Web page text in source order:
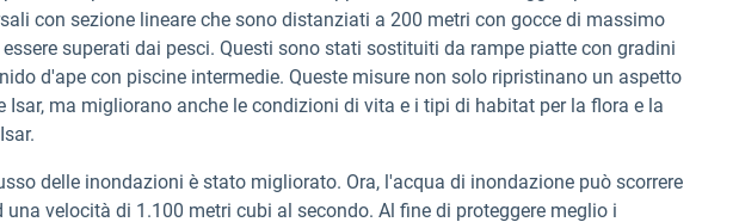
con sezione lineare che sono distanziati a 200 metri con gocce di massimo
superati dai pesci. Questi sono stati sostituiti da rampe piatte con gradini
d'ape con piscine intermedie. Queste misure non solo ripristinano un aspetto
Isar, ma migliorano anche le condizioni di vita e i tipi di habitat per la flora e la
delle inondazioni è stato migliorato. Ora, l'acqua di inondazione può scorrere
una velocità di 1.100 metri cubi al secondo. Al fine di proteggere meglio i